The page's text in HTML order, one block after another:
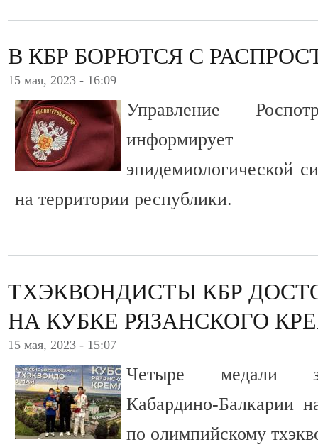
В КБР БОРЮТСЯ С
15 мая, 2023 - 16:09
Управление
информирует
эпидемиологической
на территории республики.
ТХЭКВОНДИСТЫ КБР
НА КУБКЕ РЯЗАНСКОГО
15 мая, 2023 - 15:07
Четыре медали
Кабардино-Балкарии
по олимпийскому